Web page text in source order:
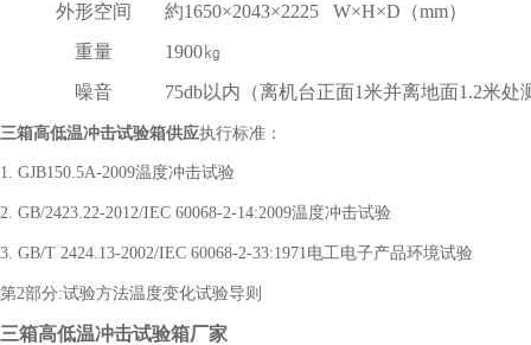
外形空间
約1650×2043×2225 W×H×D（mm）
重量
1900㎏
噪音
75db以内（离机台正面1米并离地面1.2米处
三箱高低温冲击试验箱供应执行标准：
1. GJB150.5A-2009温度冲击试验
2. GB/2423.22-2012/IEC 60068-2-14:2009温度冲击试验
3. GB/T 2424.13-2002/IEC 60068-2-33:1971电工电子产品环境试验
第2部分:试验方法温度变化试验导则
三箱高低温冲击试验箱厂家